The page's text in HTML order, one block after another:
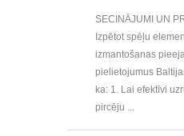
SECINĀJUMI UN
Izpētot spēļu
izmantošanas
pielietojumus
ka: 1. Lai efektīvi
pircēju ...